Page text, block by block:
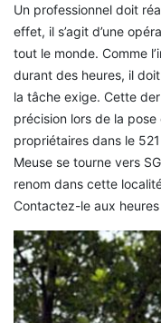
Un professionnel doit
effet, il s’agit d’une
tout le monde. Comme
durant des heures, il
la tâche exige. Cette
précision lors de la
propriétaires dans le
Meuse se tourne vers
renom dans cette
Contactez-le aux